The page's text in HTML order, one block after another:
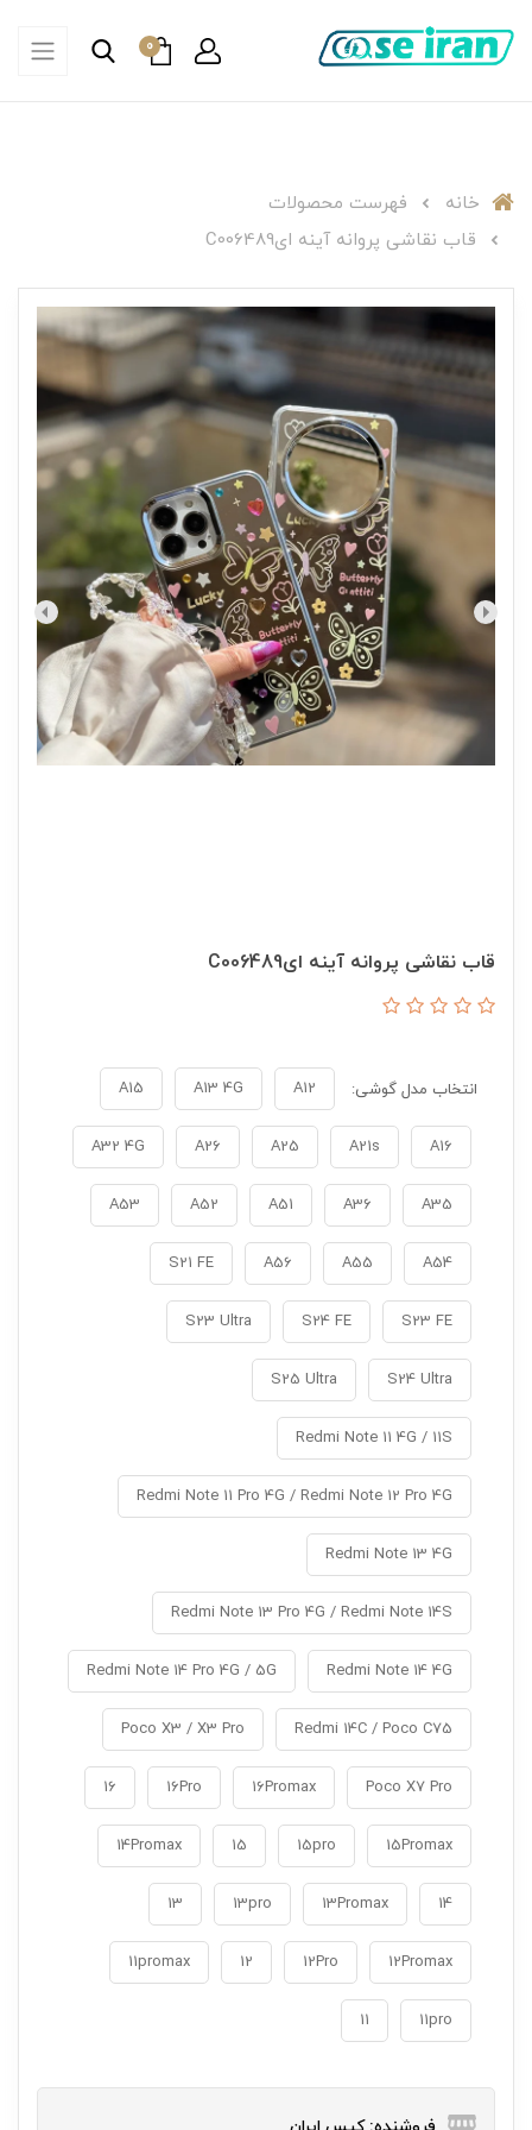
0
خانه
فهرست محصولات
قاب نقاشی پروانه آینه ایC006489
قاب نقاشی پروانه آینه ایC006489
انتخاب مدل گوشی: A12
A13 4G
A15
A16
A21s
A25
A26
A32 4G
A35
A36
A51
A52
A53
A54
A55
A56
S21 FE
S23 FE
S24 FE
S23 Ultra
S24 Ultra
S25 Ultra
Redmi Note 11 4G / 11S
Redmi Note 11 Pro 4G / Redmi Note 12 Pro 4G
Redmi Note 13 4G
Redmi Note 13 Pro 4G / Redmi Note 14S
Redmi Note 14 4G
Redmi Note 14 Pro 4G / 5G
Redmi 14C / Poco C75
Poco X3 / X3 Pro
Poco X7 Pro
16Promax
16Pro
16
15Promax
15pro
15
14Promax
14
13Promax
13pro
13
12Promax
12Pro
12
11promax
11pro
11